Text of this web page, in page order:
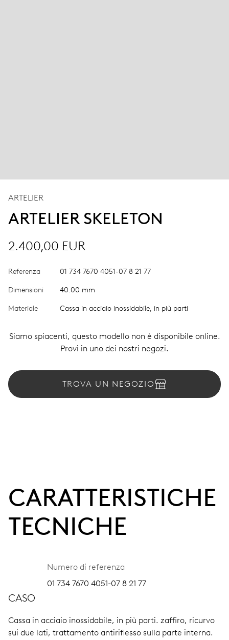
ARTELIER
ARTELIER SKELETON
2.400,00 EUR
Referenza 01 734 7670 4051-07 8 21 77
Dimensioni 40.00 mm
Materiale Cassa in acciaio inossidabile, in più parti
Siamo spiacenti, questo modello non è disponibile online.
Provi in uno dei nostri negozi.
TROVA UN NEGOZIO
CARATTERISTICHE
TECNICHE
Numero di referenza
01 734 7670 4051-07 8 21 77
CASO
Cassa in acciaio inossidabile, in più parti. zaffiro, ricurvo
sui due lati, trattamento antiriflesso sulla parte interna.